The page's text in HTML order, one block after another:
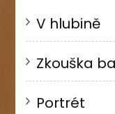
V hlubině
Zkouška
Portrét